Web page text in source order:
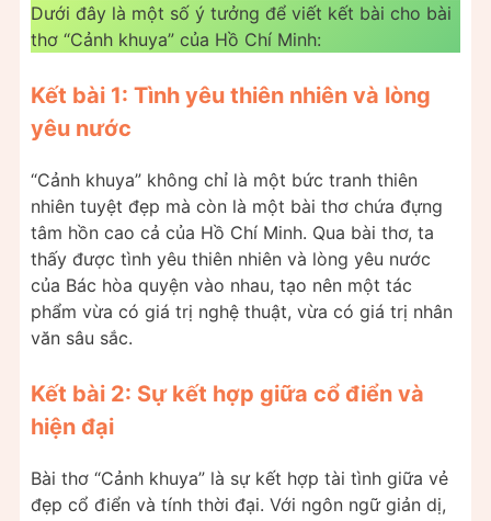
Dưới đây là một số ý tưởng để viết kết bài cho bài
thơ “Cảnh khuya” của Hồ Chí Minh:
Kết bài 1: Tình yêu thiên nhiên và lòng
yêu nước
“Cảnh khuya” không chỉ là một bức tranh thiên
nhiên tuyệt đẹp mà còn là một bài thơ chứa đựng
tâm hồn cao cả của Hồ Chí Minh. Qua bài thơ, ta
thấy được tình yêu thiên nhiên và lòng yêu nước
của Bác hòa quyện vào nhau, tạo nên một tác
phẩm vừa có giá trị nghệ thuật, vừa có giá trị nhân
văn sâu sắc.
Kết bài 2: Sự kết hợp giữa cổ điển và
hiện đại
Bài thơ “Cảnh khuya” là sự kết hợp tài tình giữa vẻ
đẹp cổ điển và tính thời đại. Với ngôn ngữ giản dị,